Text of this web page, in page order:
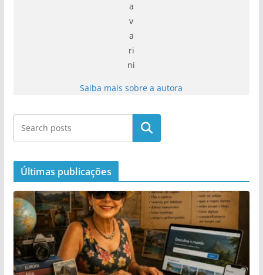
a
v
a
ri
ni
Saiba mais sobre a autora
Últimas publicações